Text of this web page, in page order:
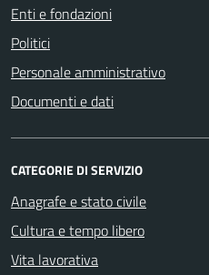
Enti e fondazioni
Politici
Personale amministrativo
Documenti e dati
CATEGORIE DI SERVIZIO
Anagrafe e stato civile
Cultura e tempo libero
Vita lavorativa